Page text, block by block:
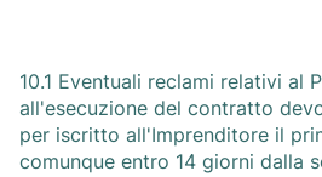
10.1 Eventuali reclami relativi al
all'esecuzione del contratto
per iscritto all'Imprenditore il
comunque entro 14 giorni dalla